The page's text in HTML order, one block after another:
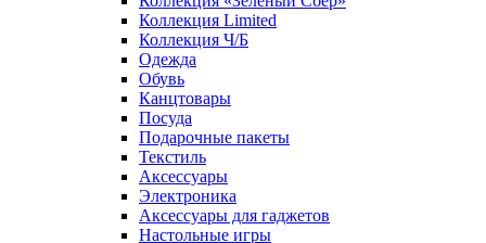
Коллекция Limited
Коллекция Ч/Б
Одежда
Обувь
Канцтовары
Посуда
Подарочные пакеты
Текстиль
Аксессуары
Электроника
Аксессуары для гаджетов
Настольные игры